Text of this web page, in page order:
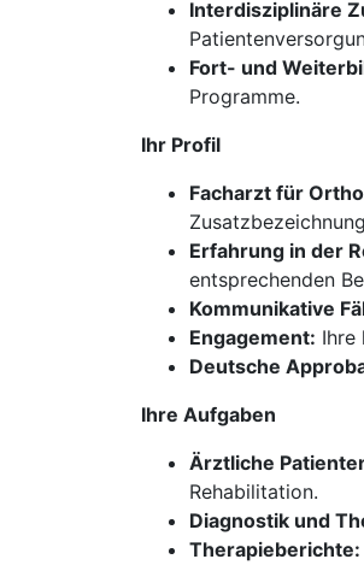
Interdisziplinäre
Fort- und
Programme.
Ihr Profil
Facharzt für
Erfahrung in der
entsprechenden
Kommunikative
Engagement: Ihre
Deutsche
Ihre Aufgaben
Ärztliche
Rehabilitation.
Diagnostik und
Therapieberichte: